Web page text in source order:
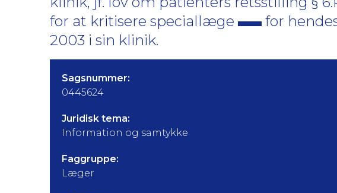
for at kritisere speciallæge
for
2003 i sin klinik.
Sagsnummer:
0445624
Juridisk tema:
Information og samtykke
Faggruppe:
Læger